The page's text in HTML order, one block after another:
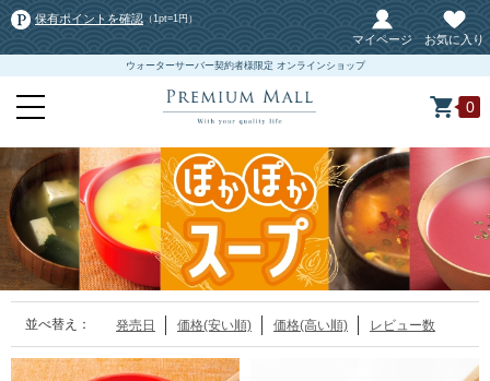
保有ポイントを確認 （1pt=1円）
マイページ お気に入り
ウォーターサーバー契約者様限定 オンラインショップ
0
並べ替え： 発売日 価格(安い順) 価格(高い順) レビュー数